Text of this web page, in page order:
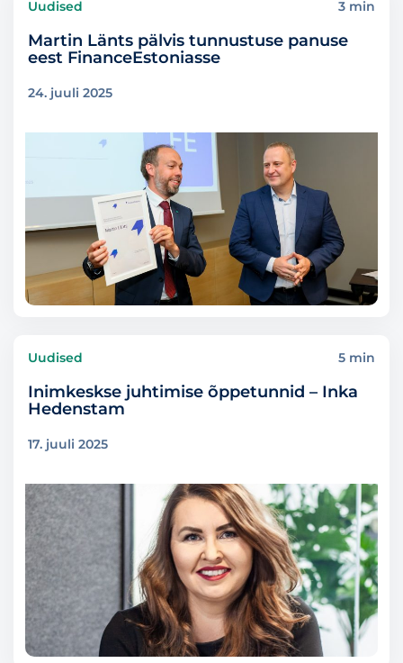
Uudised 3 min
Martin Länts pälvis tunnustuse panuse
eest FinanceEstoniasse
24. juuli 2025
Uudised 5 min
Inimkeskse juhtimise õppetunnid – Inka
Hedenstam
17. juuli 2025